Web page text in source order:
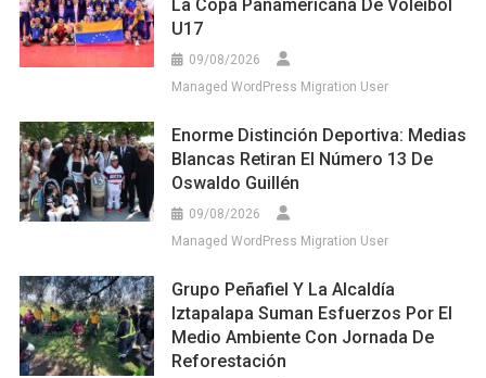
La Copa Panamericana De Voleibol
U17
09/08/2026
Managed WordPress Migration User
Enorme Distinción Deportiva: Medias
Blancas Retiran El Número 13 De
Oswaldo Guillén
09/08/2026
Managed WordPress Migration User
Grupo Peñafiel Y La Alcaldía
Iztapalapa Suman Esfuerzos Por El
Medio Ambiente Con Jornada De
Reforestación